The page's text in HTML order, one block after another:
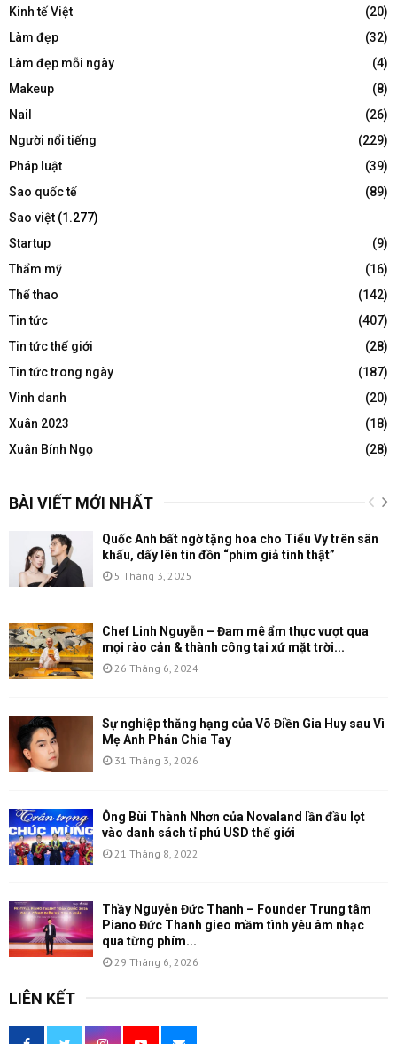
Kinh tế Việt
(20)
Làm đẹp
(32)
Làm đẹp mỗi ngày
(4)
Makeup
(8)
Nail
(26)
Người nổi tiếng
(229)
Pháp luật
(39)
Sao quốc tế
(89)
Sao việt (1.277)
Startup
(9)
Thẩm mỹ
(16)
Thể thao
(142)
Tin tức
(407)
Tin tức thế giới
(28)
Tin tức trong ngày
(187)
Vinh danh
(20)
Xuân 2023
(18)
Xuân Bính Ngọ
(28)
BÀI VIẾT MỚI NHẤT
Quốc Anh bất ngờ tặng hoa cho Tiểu Vy trên sân
khấu, dấy lên tin đồn “phim giả tình thật”
5 Tháng 3, 2025
Chef Linh Nguyễn – Đam mê ẩm thực vượt qua
mọi rào cản & thành công tại xứ mặt trời...
26 Tháng 6, 2024
Sự nghiệp thăng hạng của Võ Điền Gia Huy sau Vì
Mẹ Anh Phán Chia Tay
31 Tháng 3, 2026
Ông Bùi Thành Nhơn của Novaland lần đầu lọt
vào danh sách tỉ phú USD thế giới
21 Tháng 8, 2022
Thầy Nguyễn Đức Thanh – Founder Trung tâm
Piano Đức Thanh gieo mầm tình yêu âm nhạc
qua từng phím...
29 Tháng 6, 2026
LIÊN KẾT